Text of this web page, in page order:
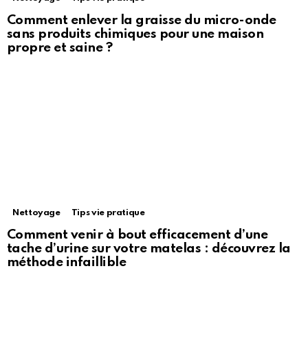
Comment enlever la graisse du micro-onde
sans produits chimiques pour une maison
propre et saine ?
Nettoyage Tips vie pratique
Comment venir à bout efficacement d’une
tache d’urine sur votre matelas : découvrez la
méthode infaillible